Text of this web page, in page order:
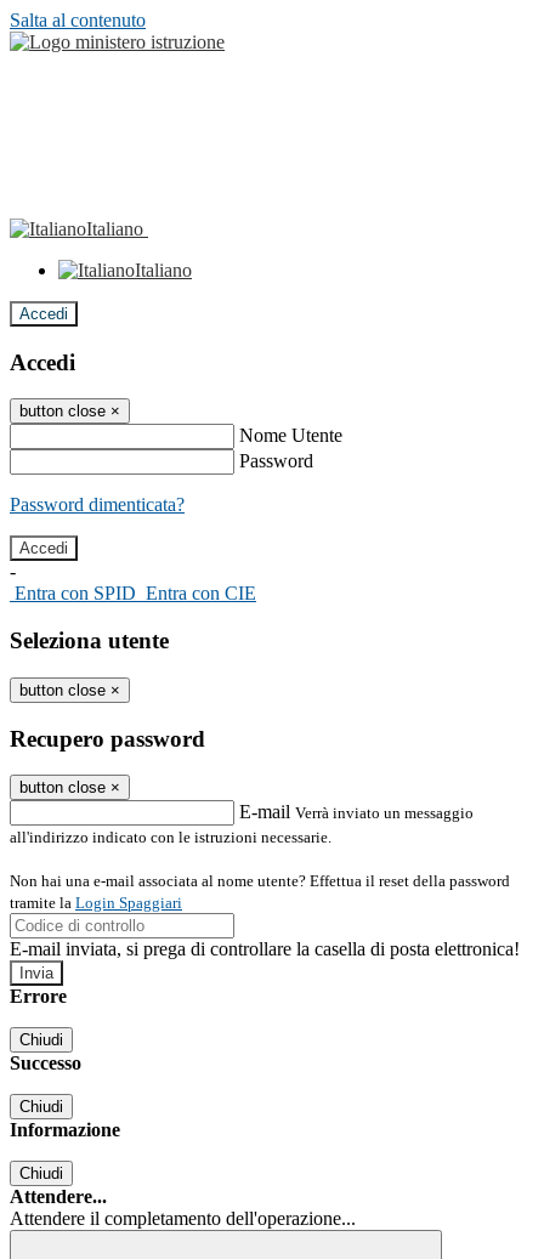
Salta al contenuto
Italiano
Italiano
Accedi
Accedi
button close ×
Nome Utente
Password
Password dimenticata?
-
Entra con SPID Entra con CIE
Seleziona utente
button close ×
Recupero password
button close ×
E-mail Verrà inviato un messaggio
all'indirizzo indicato con le istruzioni necessarie.
Non hai una e-mail associata al nome utente? Effettua il reset della password
tramite la Login Spaggiari
E-mail inviata, si prega di controllare la casella di posta elettronica!
Errore
Chiudi
Successo
Chiudi
Informazione
Chiudi
Attendere...
Attendere il completamento dell'operazione...